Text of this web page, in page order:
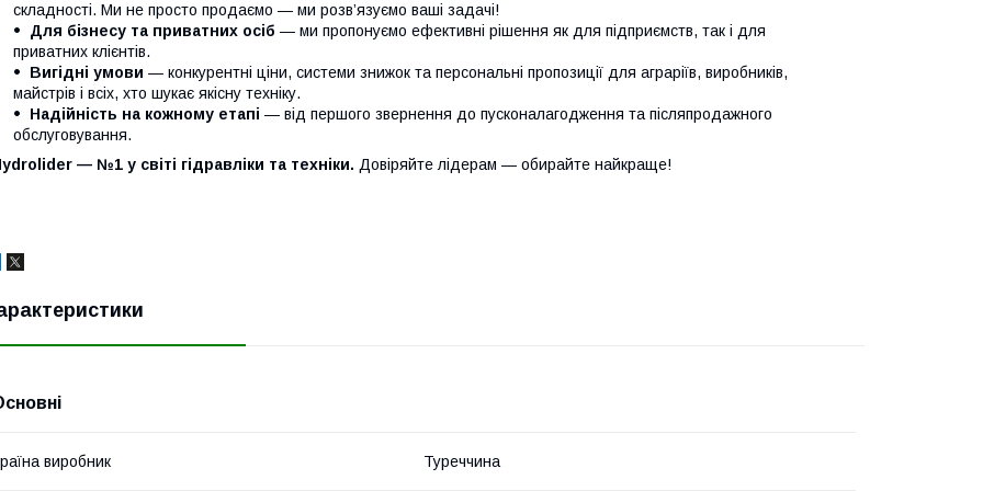
складності. Ми не просто продаємо — ми розв’язуємо ваші задачі!
Для бізнесу та приватних осіб — ми пропонуємо ефективні рішення як для підприємств, так і для
приватних клієнтів.
Вигідні умови — конкурентні ціни, системи знижок та персональні пропозиції для аграріїв, виробників,
майстрів і всіх, хто шукає якісну техніку.
Надійність на кожному етапі — від першого звернення до пусконалагодження та післяпродажного
обслуговування.
— №1 у світі гідравліки та техніки. Довіряйте лідерам — обирайте найкраще!
виробник Туреччина